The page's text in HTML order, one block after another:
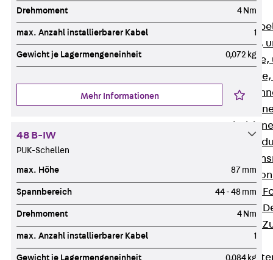
Kabelrinnen
Zurück
R Kabelrinne,
RS
RG
RGM
RGS
RGL
RI
RIS
Kabelrinnen-
Kabelrinnen-
Kabelrinnen-
Zurück
Drehmoment 4 Nm
max. Anzahl installierbarer Kabel 1
Gewicht je Lagermengeneinheit 0,072 kg
Mehr Informationen
48 B-IW
PUK-Schellen
max. Höhe 87 mm
Spannbereich 44 - 48 mm
Drehmoment 4 Nm
max. Anzahl installierbarer Kabel 1
Gewicht je Lagermengeneinheit 0,084 kg